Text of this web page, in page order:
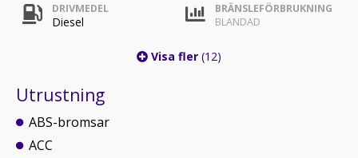
DRIVMEDEL
Diesel
BRÄNSLEFÖRBRUKNING
BLANDAD
Visa fler (12)
Utrustning
ABS-bromsar
ACC